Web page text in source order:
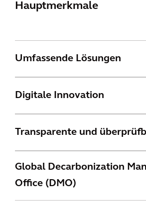
Hauptmerkmale
Umfassende Lösungen
Digitale Innovation
Transparente und
Global Decarbonization
Office (DMO)